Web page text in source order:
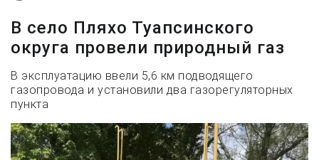
В село Пляхо Туапсинского
округа провели природный газ
В эксплуатацию ввели 5,6 км подводящего
газопровода и установили два газорегуляторных
пункта